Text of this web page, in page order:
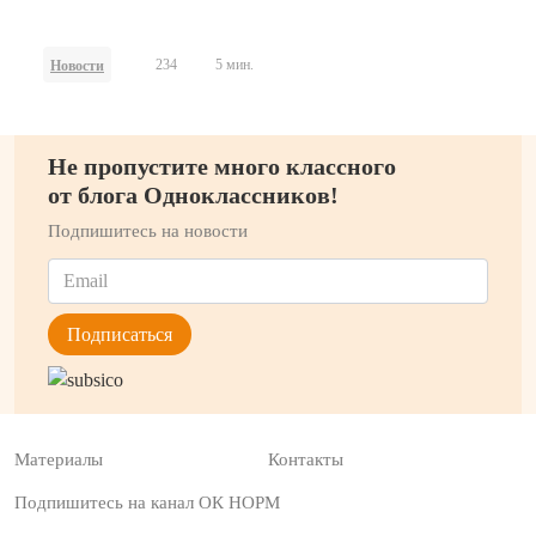
Новости 234 5 мин.
Не пропустите много классного
от блога Одноклассников!
Подпишитесь на новости
Материалы Контакты
Подпишитесь на канал ОК НОРМ